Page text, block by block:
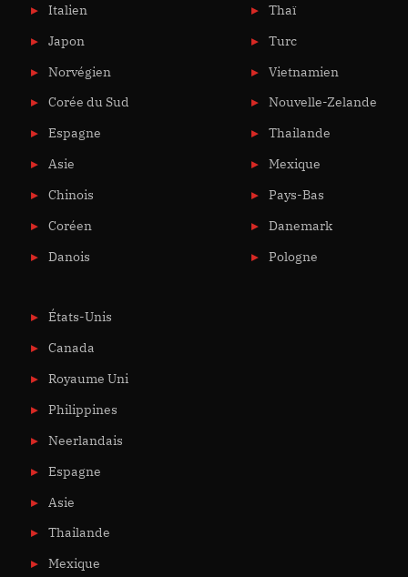
Italien
Japon
Norvégien
Corée du Sud
Espagne
Asie
Chinois
Coréen
Danois
Thaï
Turc
Vietnamien
Nouvelle-Zelande
Thailande
Mexique
Pays-Bas
Danemark
Pologne
États-Unis
Canada
Royaume Uni
Philippines
Neerlandais
Espagne
Asie
Thailande
Mexique